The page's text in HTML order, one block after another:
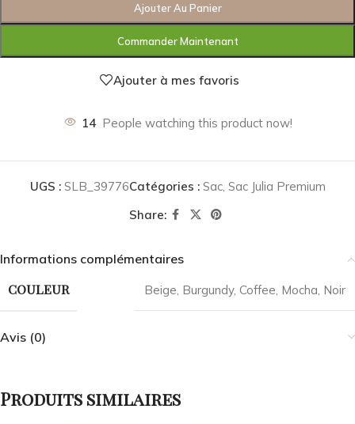
Ajouter Au Panier
Commander Maintenant
Ajouter à mes favoris
14 People watching this product now!
UGS : SLB_39776Catégories : Sac, Sac Julia Premium
Share:
Informations complémentaires
COULEUR Beige, Burgundy, Coffee, Mocha, Noir
Avis (0)
Produits similaires